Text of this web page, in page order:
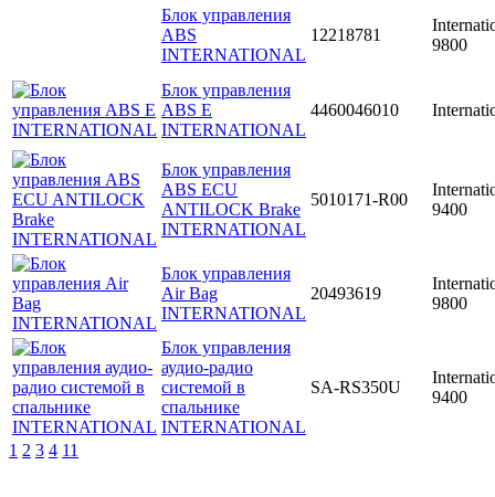
Блок управления
ABS
INTERNATIONAL
12218781
9800
Блок управления
ABS E
INTERNATIONAL
4460046010
Блок управления
ABS ECU
ANTILOCK Brake
INTERNATIONAL
5010171-R00
9400
Блок управления
Air Bag
INTERNATIONAL
20493619
9800
Блок управления
аудио-радио
системой в
спальнике
INTERNATIONAL
SA-RS350U
9400
1 2 3 4 11